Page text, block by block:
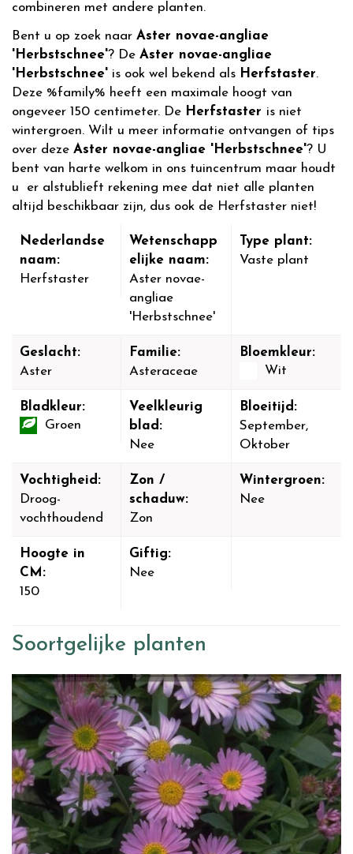
combineren met andere planten.
Bent u op zoek naar Aster novae-angliae
'Herbstschnee'? De Aster novae-angliae
'Herbstschnee' is ook wel bekend als Herfstaster.
Deze %family% heeft een maximale hoogt van
ongeveer 150 centimeter. De Herfstaster is niet
wintergroen. Wilt u meer informatie ontvangen of tips
over deze Aster novae-angliae 'Herbstschnee'? U
bent van harte welkom in ons tuincentrum maar houdt
u er alstublieft rekening mee dat niet alle planten
altijd beschikbaar zijn, dus ook de Herfstaster niet!
Nederlandse
naam:
Herfstaster
Wetenschapp
elijke naam:
Aster novae-
angliae
'Herbstschnee'
Type plant:
Vaste plant
Geslacht:
Aster
Familie:
Asteraceae
Bloemkleur:
Wit
Bladkleur:
Groen
Veelkleurig
blad:
Nee
Bloeitijd:
September,
Oktober
Vochtigheid:
Droog-
vochthoudend
Zon /
schaduw:
Zon
Wintergroen:
Nee
Hoogte in
CM:
150
Giftig:
Nee
Soortgelijke planten